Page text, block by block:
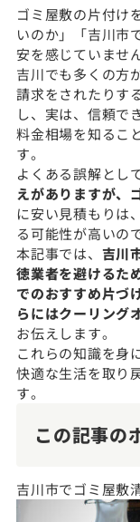
ゴミ屋敷の片付け
いのか」「吉川市
安を感じていませ
吉川でも多くの方
請求をされたりす
し、実は、信頼で
料金相場を知るこ
す。
よくある誤解として
えがありますが、
に安い見積もりは
る可能性が高いの
本記事では、 吉川
徳業者を避けるた
でのおすすめ片づ
らにはクーリング
お伝えします。
これらの知識を身
快適な生活を取り
す。
この記事の
吉川市でゴミ屋敷